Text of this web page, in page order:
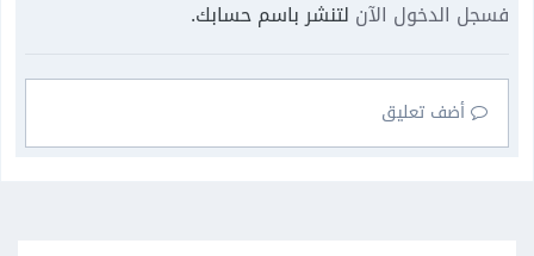
فسجل الدخول الآن لتنشر باسم حسابك.
أضف تعليق